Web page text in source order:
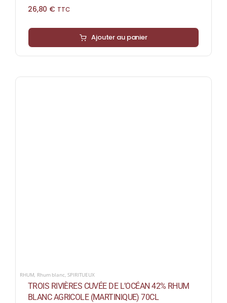
26,80 € TTC
Ajouter au panier
RHUM, Rhum blanc,SPIRITUEUX
TROIS RIVIÈRES CUVÉE DE L’OCÉAN 42% RHUM
BLANC AGRICOLE (MARTINIQUE) 70CL